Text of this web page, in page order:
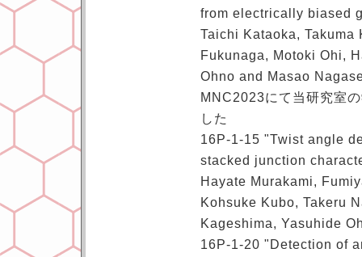
from electrically biased
Taichi Kataoka, Takuma
Fukunaga, Motoki Ohi,
Ohno and Masao
MNC2023にて当研究室
した
16P-1-15 "Twist angle
stacked junction
Hayate Murakami,
Kohsuke Kubo, Takeru
Kageshima, Yasuhide
16P-1-20 "Detection of